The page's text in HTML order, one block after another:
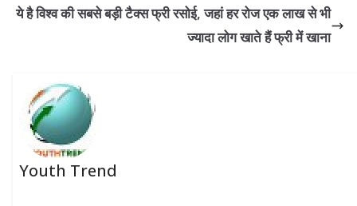
ये है विश्व की सबसे बड़ी टैक्स फ्री रसोई, जहां हर रोज एक लाख से भी
ज्यादा लोग खाते हैं फ्री में खाना
Youth Trend